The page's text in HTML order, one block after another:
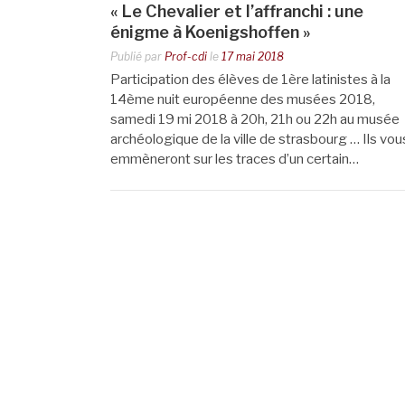
« Le Chevalier et l’affranchi : une
énigme à Koenigshoffen »
Publié par Prof-cdi le 17 mai 2018
Participation des élèves de 1ère latinistes à la
14ème nuit européenne des musées 2018,
samedi 19 mi 2018 à 20h, 21h ou 22h au musée
archéologique de la ville de strasbourg … Ils
emmèneront sur les traces d’un certain…